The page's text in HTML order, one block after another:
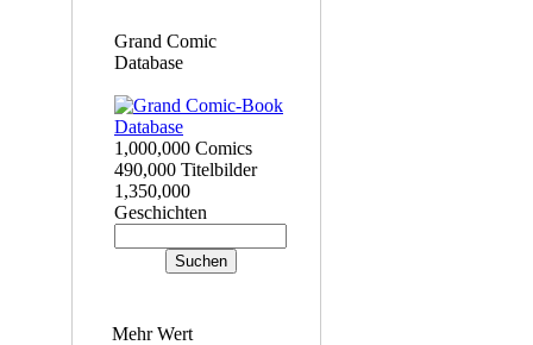
Grand Comic
Database
1,000,000 Comics
490,000 Titelbilder
1,350,000
Geschichten
Mehr Wert